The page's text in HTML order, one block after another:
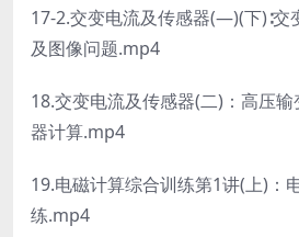
17-2.交变电流及传感器(—)(下)∶交
及图像问题.mp4
18.交变电流及传感器(二)：高压
器计算.mp4
19.电磁计算综合训练第1讲(上)：
练.mp4